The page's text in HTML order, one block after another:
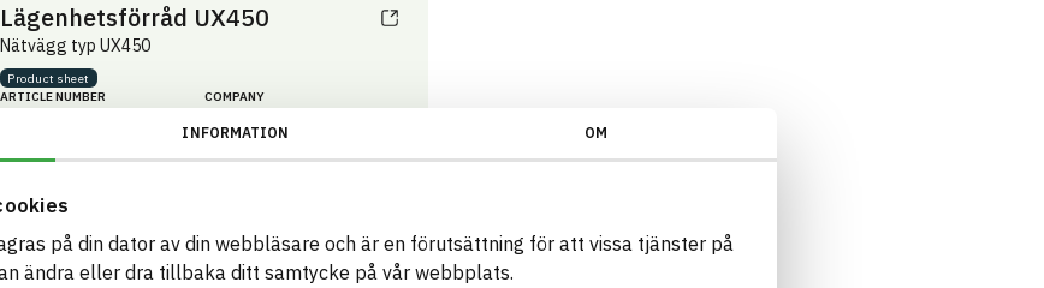
INFORMATION OM
på din dator av din webbläsare och är en förutsättning för att vissa tjänster på
ändra eller dra tillbaka ditt samtycke på vår webbplats.
Lägenhetsförråd UX450
Nätvägg typ UX450
Product sheet
ARTICLE NUMBER
03399Innertak- och
COMPANY
Troax Nordic AB
BRAND NAME
Troax nätväggar
HEALTH AND ENVIRONMENTAL HAZARDS Information available